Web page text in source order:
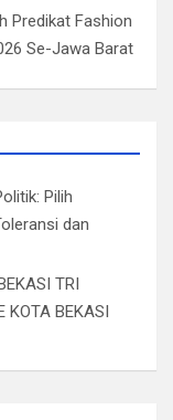
Predikat Fashion
Se-Jawa Barat
Pilih
dan
TRI
KOTA BEKASI